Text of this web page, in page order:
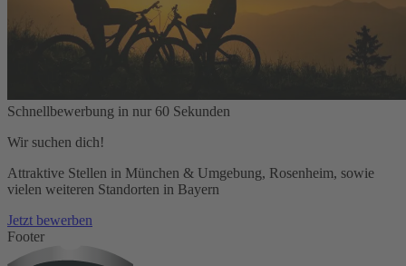
Schnellbewerbung in nur 60 Sekunden
Wir suchen dich!
Attraktive Stellen in München & Umgebung, Rosenheim, sowie
vielen weiteren Standorten in Bayern
Jetzt bewerben
Footer